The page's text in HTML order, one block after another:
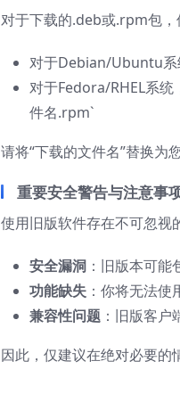
对于下载的.deb或.rpm包，
对于Debian/Ubuntu系
对于Fedora/RHEL系
件名.rpm`
请将“下载的文件名”替换为
重要安全警告与注意事
使用旧版软件存在不可忽视
安全漏洞 ：旧版本可
功能缺失 ：你将无法使
兼容性问题 ：旧版客
因此，仅建议在绝对必要的